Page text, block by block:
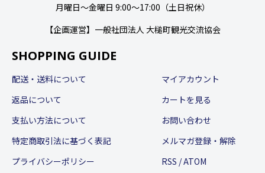
月曜日〜金曜日 9:00〜17:00（土日祝休）
【企画運営】一般社団法人 大槌町観光交流協会
SHOPPING GUIDE
配送・送料について
返品について
支払い方法について
特定商取引法に基づく表記
プライバシーポリシー
マイアカウント
カートを見る
お問い合わせ
メルマガ登録・解除
RSS /ATOM